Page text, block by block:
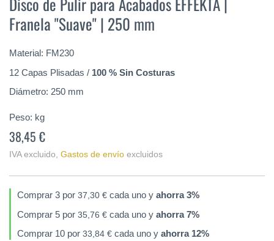
comienzo
de
la
de
imágenes
Franela "Suave" | 250 mm
Material: FM230
12 Capas Plisadas / 100 % Sin Costuras
Diámetro: 250 mm
Peso: kg
38,45 €
IVA excluido, Gastos de envío excluidos
Comprar 3 por 37,30 € cada uno y ahorra3%
Comprar 5 por 35,76 € cada uno y ahorra7%
Comprar 10 por 33,84 € cada uno y ahorra 12%